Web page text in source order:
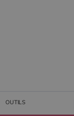
OUTILS